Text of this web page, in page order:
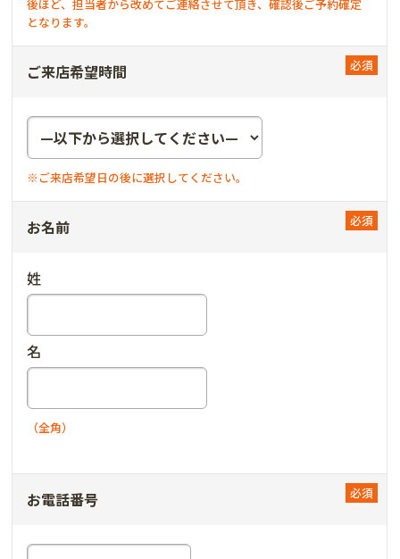
後ほど、担当者から改めてご連絡させて頂き、確認後ご予約確定
となります。
ご来店希望時間
※ご来店希望日の後に選択してください。
お名前
姓
名
（全角）
お電話番号